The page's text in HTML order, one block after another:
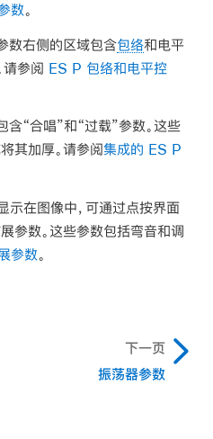
数。
数右侧的区域包含包络和电平
请参阅 ES P 包络和电平控
含“合唱”和“过载”参数。这些
其加厚。请参阅集成的 ES P
示在图像中，可通过点按界面
参数。这些参数包括弯音和调
参数。
下一页
振荡器参数